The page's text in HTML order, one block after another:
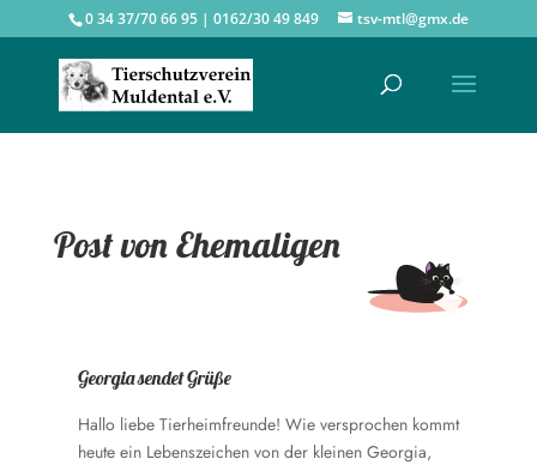
0 34 37/70 66 95 | 0162/30 49 849 tsv-mtl@gmx.de
Post von Ehemaligen
Georgia sendet Grüße
Hallo liebe Tierheimfreunde! Wie versprochen kommt
heute ein Lebenszeichen von der kleinen Georgia,